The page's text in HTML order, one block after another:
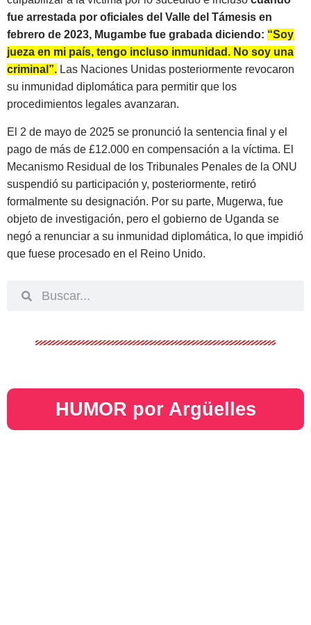
fue arrestada por oficiales del Valle del Támesis en
febrero de 2023, Mugambe fue grabada diciendo: “Soy
jueza en mi país, tengo incluso inmunidad. No soy una
criminal”. Las Naciones Unidas posteriormente revocaron
su inmunidad diplomática para permitir que los
procedimientos legales avanzaran.
El 2 de mayo de 2025 se pronunció la sentencia final y el
pago de más de £12.000 en compensación a la víctima. El
Mecanismo Residual de los Tribunales Penales de la ONU
suspendió su participación y, posteriormente, retiró
formalmente su designación. Por su parte, Mugerwa, fue
objeto de investigación, pero el gobierno de Uganda se
negó a renunciar a su inmunidad diplomática, lo que impidió
que fuese procesado en el Reino Unido.
HUMOR por Argüelles​